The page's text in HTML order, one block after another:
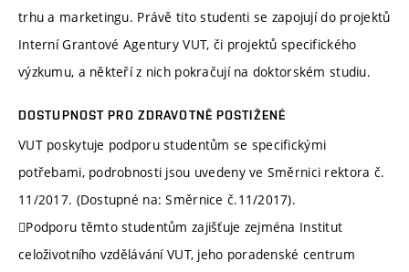
trhu a marketingu. Právě tito studenti se zapojují do projektů
Interní Grantové Agentury VUT, či projektů specifického
výzkumu, a někteří z nich pokračují na doktorském studiu.
DOSTUPNOST PRO ZDRAVOTNĚ POSTIŽENÉ
VUT poskytuje podporu studentům se specifickými
potřebami, podrobnosti jsou uvedeny ve Směrnici rektora č.
11/2017. (Dostupné na: Směrnice č.11/2017).
Podporu těmto studentům zajišťuje zejména Institut
celoživotního vzdělávání VUT, jeho poradenské centrum